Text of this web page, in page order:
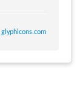
glyphicons.com